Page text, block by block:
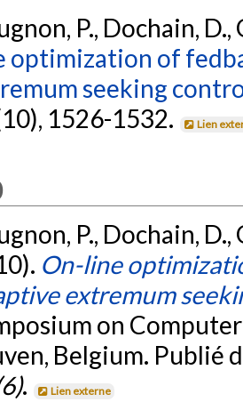
P., Dochain,
optimization of
seeking
1526-1532. Lien
P., Dochain,
On-line
extremum
on
Belgium. Publié
. Lien externe